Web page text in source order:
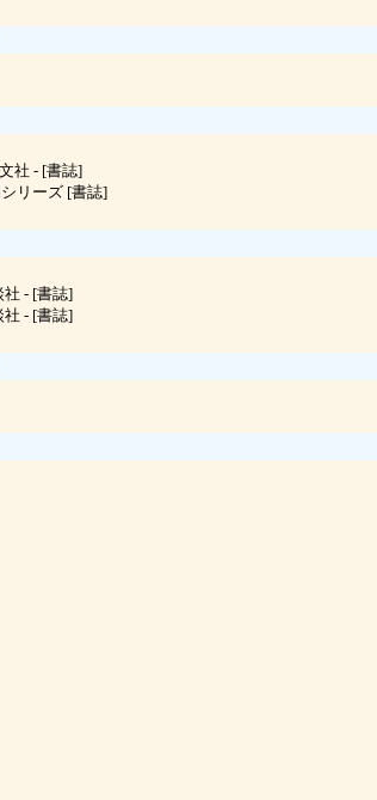
社 - [書誌]
リーズ [書誌]
社 - [書誌]
社 - [書誌]